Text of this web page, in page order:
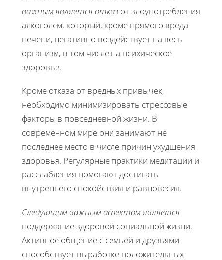
важным является отказ от злоупотребления
алкоголем, который, кроме прямого вреда
печени, негативно воздействует на весь
организм, в том числе на психическое
здоровье.
Кроме отказа от вредных привычек,
необходимо минимизировать стрессовые
факторы в повседневной жизни. В
современном мире они занимают не
последнее место в числе причин ухудшения
здоровья. Регулярные практики медитации и
расслабления помогают достигать
внутреннего спокойствия и равновесия.
Следующим важным аспектом является
поддержание здоровой социальной жизни.
Активное общение с семьей и друзьями
способствует выработке положительных